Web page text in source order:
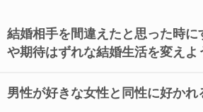
結婚相手を間違えたと思った時に
や期待はずれな結婚生活を変えよ
男性が好きな女性と同性に好かれ